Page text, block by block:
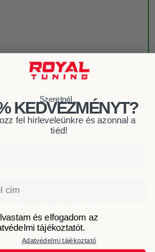
Mentése A
Hozzászólásomhoz.
Szeretnél...
KEDVEZMÉNYT?
fel hírleveleünkre és azonnal a
tiéd!
és elfogadom az
tájékoztatót.
Adatvédelmi tájékoztató